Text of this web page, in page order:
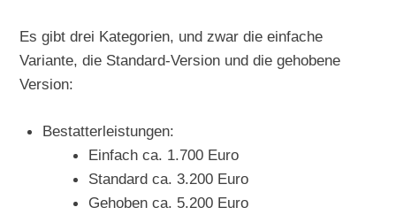
Es gibt drei Kategorien, und zwar die einfache
Variante, die Standard-Version und die gehobene
Version:
Bestatterleistungen:
Einfach ca. 1.700 Euro
Standard ca. 3.200 Euro
Gehoben ca. 5.200 Euro